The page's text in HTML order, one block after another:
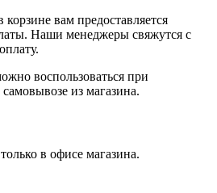
вам предоставляется
Наши менеджеры свяжутся с
воспользоваться при
из магазина.
в офисе магазина.